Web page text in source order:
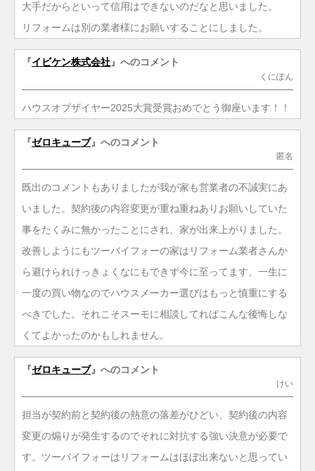
大手だからといって信用はできないのだなと思いました。
リフォームは別の業者様にお願いすることにしました。
『イビケン株式会社』へのコメント
くにぽん
ハウスオブザイヤー2025大賞受賞おめでとう御座います！！
『ゼロキューブ』へのコメント
匿名
既出のコメントもありましたが我が家も営業者の不誠実にあ
いました。契約後の内容変更が重ね重ねありお願いしていた
事をたくみに無かったことにされ、家が出来上がりました。
改善しようにもツーバイフォーの家はリフォーム業者さんか
ら避けられけっきょくなにもできず今に至ってます、一生に
一度の買い物なのでハウスメーカー選びはもっと慎重にする
べきでした。それこそスーモに相談してればこんな後悔しな
くてよかったのかもしれません。
『ゼロキューブ』へのコメント
けい
担当が契約前と契約後の熱意の落差がひどい、契約後の内容
変更の煽りが発生するのでそれに対抗する強い決意が必要で
す。ツーバイフォーはリフォームはほぼ出来ないと思ってい